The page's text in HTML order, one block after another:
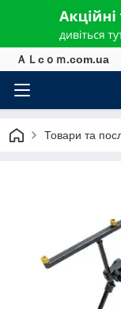
ＡＬcｏｍ.com.ua
Товари та